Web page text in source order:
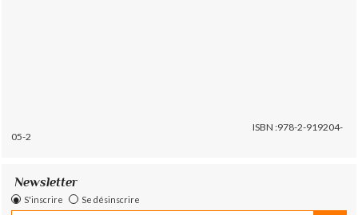
ISBN :978-2-919204-
05-2
Newsletter
S'inscrire Se désinscrire